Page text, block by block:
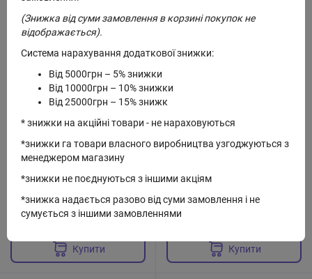
В наявності
Ароматичний дифузор солодке
331 грн.
Купити
В наявності
175 грн.
Купити
(Знижка від суми замовлення в корзині покупок не
відображається).
Система нарахування додаткової знижки:
Від 5000грн – 5% знижки
Від 10000грн – 10% знижки
Від 25000грн – 15% знижк
* знижки на акційні товари - не нараховуються
*знижки га товари власного виробництва узгоджуються з
менеджером магазину
*знижки не поєднуються з іншими акціям
*знижка надається разово від суми замовлення і не
сумується з іншими замовленнями